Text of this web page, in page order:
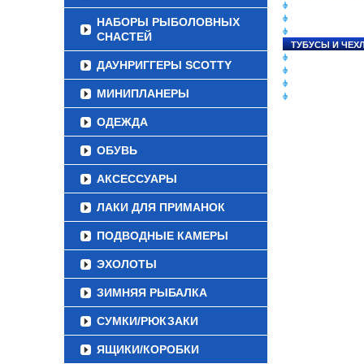
НАБОРЫ РЫБОЛОВНЫХ
СНАСТЕЙ
ДАУНРИГГЕРЫ SCOTTY
МИНИПЛАНЕРЫ
ОДЕЖДА
ОБУВЬ
АКСЕССУАРЫ
ЛАКИ ДЛЯ ПРИМАНОК
ПОДВОДНЫЕ КАМЕРЫ
ЭХОЛОТЫ
ЗИМНЯЯ РЫБАЛКА
СУМКИ/РЮКЗАКИ
ЯЩИКИ/КОРОБКИ
ТУБУСЫ И